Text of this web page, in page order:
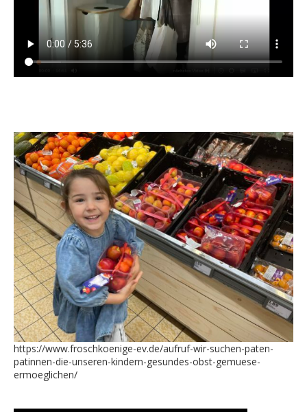
https://www.froschkoenige-ev.de/aufruf-wir-suchen-paten-
patinnen-die-unseren-kindern-gesundes-obst-gemuese-
ermoeglichen/